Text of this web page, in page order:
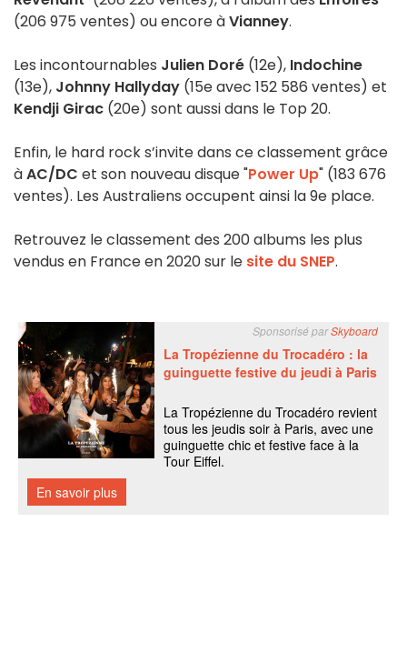
(206 975 ventes) ou encore àVianney.
Les incontournables Julien Doré (12e), Indochine
(13e), Johnny Hallyday (15e avec 152 586 ventes) et
Kendji Girac (20e) sont aussi dans le Top 20.
Enfin, le hard rock s’invite dans ce classement grâce
àAC/DC et son nouveau disque "Power Up" (183 676
ventes). Les Australiens occupent ainsi la 9e place.
Retrouvez le classement des 200 albums les plus
vendus en France en 2020 sur le site du SNEP.